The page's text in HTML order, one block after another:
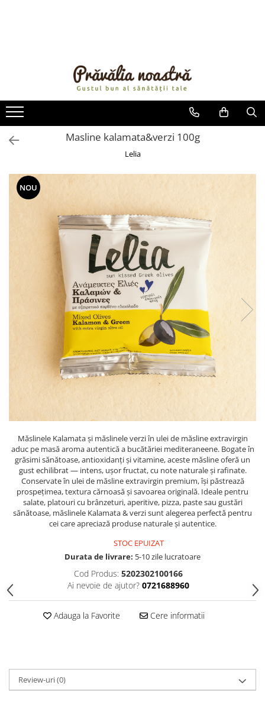
ULEIURI ȘI UNTURI
MĂSLINE
NUCI ȘI SEMINȚE
FRUCTE DESHIDRATATE
FRUCTE LA CONSERVĂ
OȚETURI ȘI SOSURI
FĂINĂ FĂRĂ GLUTEN
BĂUTURI / LAPTE VEGETAL
OREZ ȘI CEREALE
PASTE
CREME ȘI PASTE TARTINABILE
CEAIURI GRECEȘTI
CIOCOLATĂ ȘI CACAO
HEALTHY SNACKS
SUPERALIMENTE
LACTATE
BACANIE
PRODUSE ECO / ORGANICE
COSMETICE
REMEDII NATURISTE
TOATE PRODUSELE
Masline kalamata&verzi 100g
Lelia
NOU
Măslinele Kalamata și măslinele verzi în ulei de măsline extravirgin
aduc pe masă aroma autentică a bucătăriei mediteraneene. Bogate în
grăsimi sănătoase, antioxidanți și vitamine, aceste măsline oferă un
gust echilibrat — intens, ușor fructat, cu note naturale și rafinate.
Conservate în ulei de măsline extravirgin premium, își păstrează
prospețimea, textura cărnoasă și savoarea originală. Ideale pentru
salate, platouri cu brânzeturi, aperitive, pizza, paste sau gustări
sănătoase, măslinele Kalamata & verzi sunt alegerea perfectă pentru
cei care apreciază produse naturale și autentice.
STOC EPUIZAT
Durata de livrare: 5-10 zile lucratoare
Cod Produs: 5202302100166
Ai nevoie de ajutor? 0721688960
Adauga la Favorite Cere informatii
Review-uri(0)